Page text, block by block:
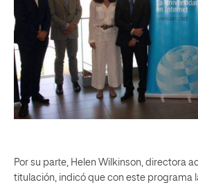
Por su parte, Helen Wilkinson, directora
titulación, indicó que con este programa